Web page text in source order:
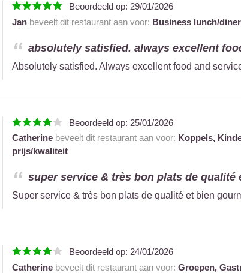
Beoordeeld op: 29/01/2026
Janbeveelt dit restaurant aan voor: Business lunch/
absolutely satisfied. always excellent
Absolutely satisfied. Always excellent food and
Beoordeeld op: 25/01/2026
Catherinebeveelt dit restaurant aan voor: Koppels,
prijs/kwaliteit
super service & très bon plats de qualité
Super service & très bon plats de qualité et bien
Beoordeeld op: 24/01/2026
Catherinebeveelt dit restaurant aan voor: Groepen,